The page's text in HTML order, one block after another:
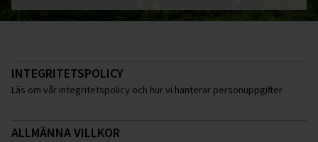
INTEGRITETSPOLICY
Läs om vår integritetspolicy och hur vi hanterar personuppgifter
ALLMÄNNA VILLKOR